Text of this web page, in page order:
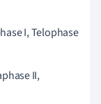
I, Telophase
II,